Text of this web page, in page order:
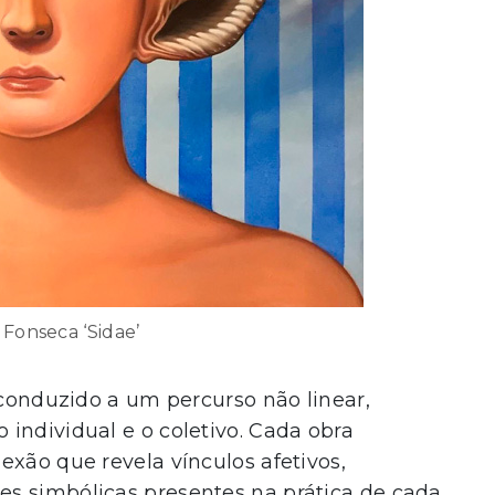
‘Sidae’
a um percurso não linear,
e o coletivo. Cada obra
que revela vínculos afetivos,